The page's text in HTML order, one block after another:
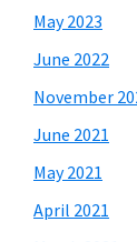
May 2023
June 2022
November
June 2021
May 2021
April 2021